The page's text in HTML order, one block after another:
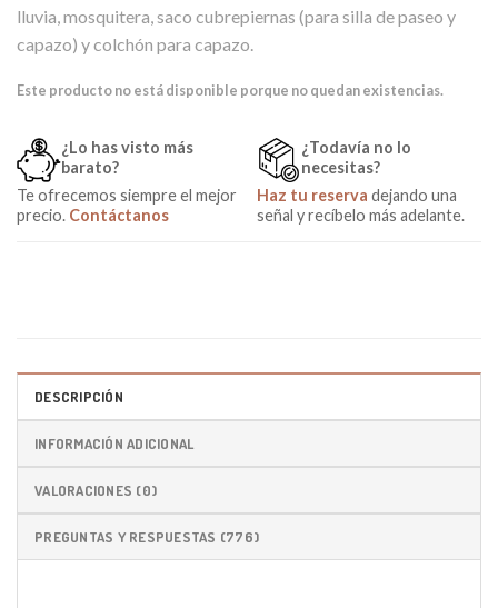
lluvia, mosquitera, saco cubrepiernas (para silla de paseo y
capazo) y colchón para capazo.
Este producto no está disponible porque no quedan existencias.
¿Lo has visto más
barato?
Te ofrecemos siempre el mejor
precio. Contáctanos
¿Todavía no lo
necesitas?
Haz tu reserva dejando una
señal y recíbelo más adelante.
DESCRIPCIÓN
INFORMACIÓN ADICIONAL
VALORACIONES (0)
PREGUNTAS Y RESPUESTAS (776)